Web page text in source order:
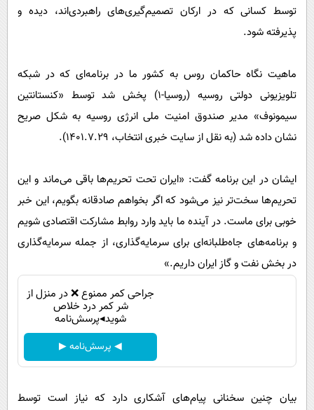
گوناگون
سلامت
فرهنگی
بین الملل
حیات وحش
سیاست خارجی
آشپزی
توسط کسانی که در ارکان تصمیم‌گیری‌های راهبردی‌اند، دیده و
پذیرفته شود.
ماهیت نگاه حاکمان روس به کشور ما در برنامه‌ای که در شبکه
تلویزیونی دولتی روسیه (روسیا-1) پخش شد توسط «کنستانتین
سیمونوف» مدیر صندوق امنیت ملی انرژی روسیه به شکل صریح
نشان داده شد (به نقل از سایت خبری انتخاب، 1401.7.29).
ایشان در این برنامه گفت: «ایران تحت تحریم‌ها باقی می‌ماند و این
تحریم‌ها سخت‌تر نیز می‌شود که اگر بخواهم صادقانه بگویم، این خبر
خوبی برای ماست. در آینده ما باید وارد روابط مشارکت اقتصادی شویم
و برنامه‌های جاه‌طلبانه‌ای برای سرمایه‌گذاری، از جمله سرمایه‌گذاری
در بخش نفت و گاز ایران داریم.»
جراحی کمر ممنوع ❌ در منزل از
شر کمر درد خلاص
شوید◂پرسش‌نامه
◀ پرسش‌نامه ▶
بیان چنین سخنانی پیام‌های آشکاری دارد که نیاز است توسط